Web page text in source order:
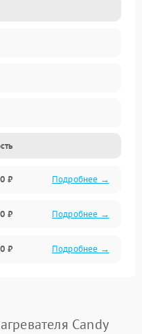
₽ Подробнее →
₽ Подробнее →
₽ Подробнее →
Candy